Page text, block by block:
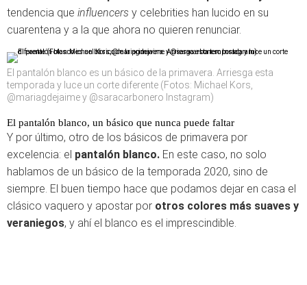
tendencia que influencers y celebrities han lucido en su
cuarentena y a la que ahora no quieren renunciar.
El pantalón blanco es un básico de la primavera. Arriesga esta
temporada y luce un corte diferente (Fotos: Michael Kors,
@mariagdejaime y @saracarbonero Instagram)
El pantalón blanco, un básico que nunca puede faltar
Y por último, otro de los básicos de primavera por
excelencia: el pantalón blanco. En este caso, no solo
hablamos de un básico de la temporada 2020, sino de
siempre. El buen tiempo hace que podamos dejar en casa el
clásico vaquero y apostar por otros colores más suaves y
veraniegos, y ahí el blanco es el imprescindible.